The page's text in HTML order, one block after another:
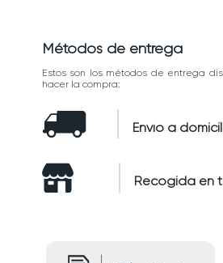
Métodos de entrega
Estos son los métodos de entrega
hacer la compra:
Envío a
Recogida en